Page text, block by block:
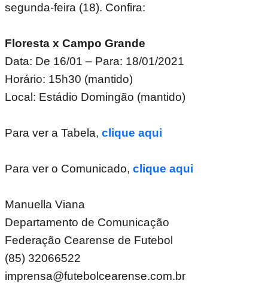
segunda-feira (18). Confira:
Floresta x Campo Grande
Data: De 16/01 – Para: 18/01/2021
Horário: 15h30 (mantido)
Local: Estádio Domingão (mantido)
Para ver a Tabela, clique aqui
Para ver o Comunicado, clique aqui
Manuella Viana
Departamento de Comunicação
Federação Cearense de Futebol
(85) 32066522
imprensa@futebolcearense.com.br